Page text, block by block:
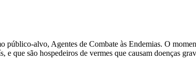
alvo, Agentes de Combate às Endemias. O
que são hospedeiros de vermes que causam doenças